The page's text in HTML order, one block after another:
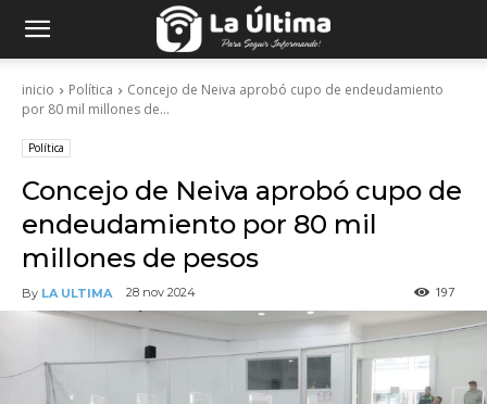
inicio Política
Concejo de Neiva aprobó cupo de endeudamiento
por 80 mil millones de...
Política
Concejo de Neiva aprobó cupo de
endeudamiento por 80 mil
millones de pesos
By LA ULTIMA 28 nov 2024 197